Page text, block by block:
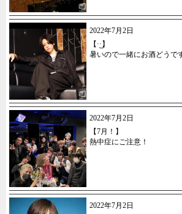
2022年7月2日
【·͜·】
暑いので一緒にお酒どうで
2022年7月2日
【7月！】
熱中症にご注意！
2022年7月2日